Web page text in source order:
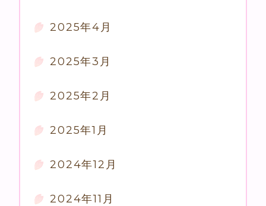
2025年4月
2025年3月
2025年2月
2025年1月
2024年12月
2024年11月